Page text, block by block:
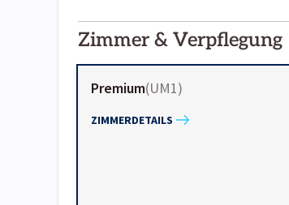
01-02
Zimmer & Verpflegung
Premium(UM1)
ZIMMERDETAILS